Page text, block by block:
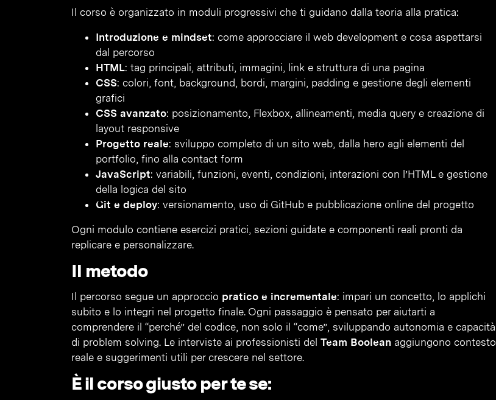
Il corso è organizzato in moduli progressivi che ti guidano dalla teoria alla pratica:
Introduzione e mindset: come approcciare il web development e cosa aspettarsi
dal percorso
HTML: tag principali, attributi, immagini, link e struttura di una pagina
CSS: colori, font, background, bordi, margini, padding e gestione degli elementi
grafici
CSS avanzato: posizionamento, Flexbox, allineamenti, media query e creazione di
layout responsive
Progetto reale: sviluppo completo di un sito web, dalla hero agli elementi del
portfolio, fino alla contact form
JavaScript: variabili, funzioni, eventi, condizioni, interazioni con l’HTML e gestione
della logica del sito
Git e deploy: versionamento, uso di GitHub e pubblicazione online del progetto
Ogni modulo contiene esercizi pratici, sezioni guidate e componenti reali pronti da
replicare e personalizzare.
Il metodo
Il percorso segue un approccio pratico e incrementale: impari un concetto, lo applichi
subito e lo integri nel progetto finale. Ogni passaggio è pensato per aiutarti a
comprendere il “perché” del codice, non solo il “come”, sviluppando autonomia e capacità
di problem solving. Le interviste ai professionisti del Team Boolean aggiungono contesto
reale e suggerimenti utili per crescere nel settore.
È il corso giusto per te se: